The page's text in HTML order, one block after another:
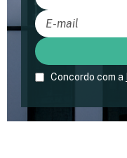
Concordo com a